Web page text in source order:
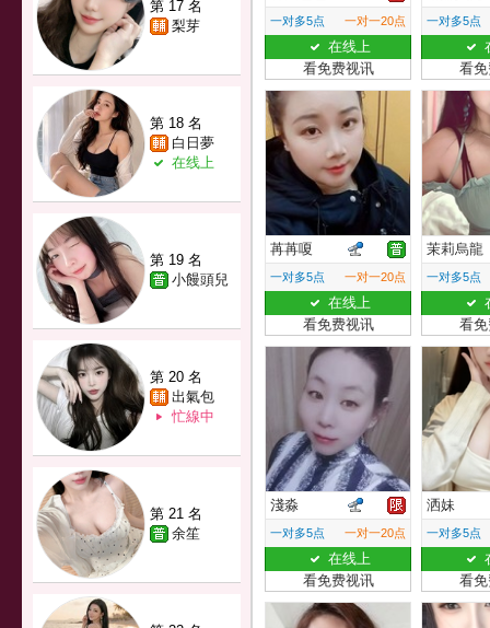
第 17 名
梨芽
第 18 名
白日夢
在线上
第 19 名
小饅頭兒
第 20 名
出氣包
忙線中
第 21 名
余笙
一对多5点 一对一20点
在线上
看免费视讯
一对多5点
看
苒苒嗄
一对多5点 一对一20点
在线上
看免费视讯
茉莉烏龍
一对多5点
看
淺淼
一对多5点 一对一20点
在线上
看免费视讯
洒妹
一对多5点
看